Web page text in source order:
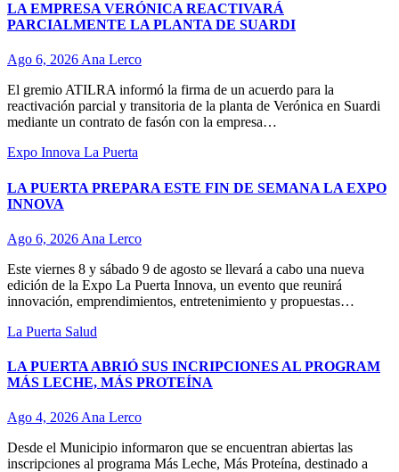
LA EMPRESA VERÓNICA REACTIVARÁ
PARCIALMENTE LA PLANTA DE SUARDI
Ago 6, 2026 Ana Lerco
El gremio ATILRA informó la firma de un acuerdo para la
reactivación parcial y transitoria de la planta de Verónica en Suardi
mediante un contrato de fasón con la empresa…
Expo Innova La Puerta
LA PUERTA PREPARA ESTE FIN DE SEMANA LA EXPO
INNOVA
Ago 6, 2026 Ana Lerco
Este viernes 8 y sábado 9 de agosto se llevará a cabo una nueva
edición de la Expo La Puerta Innova, un evento que reunirá
innovación, emprendimientos, entretenimiento y propuestas…
La Puerta Salud
LA PUERTA ABRIÓ SUS INCRIPCIONES AL PROGRAM
MÁS LECHE, MÁS PROTEÍNA
Ago 4, 2026Ana Lerco
Desde el Municipio informaron que se encuentran abiertas las
inscripciones al programa Más Leche, Más Proteína, destinado a